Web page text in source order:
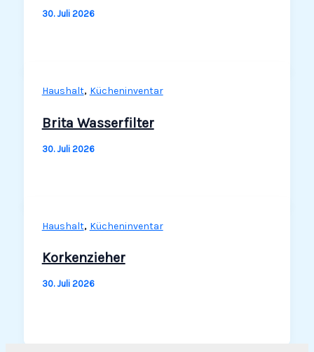
30. Juli 2026
Haushalt, Küchen­in­ventar
Brita Wasserfilter
30. Juli 2026
Haushalt, Küchen­in­ventar
Korkenzieher
30. Juli 2026